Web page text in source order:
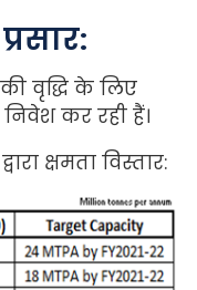
वृद्धि के लिए
कर रही हैं।
क्षमता विस्तार: